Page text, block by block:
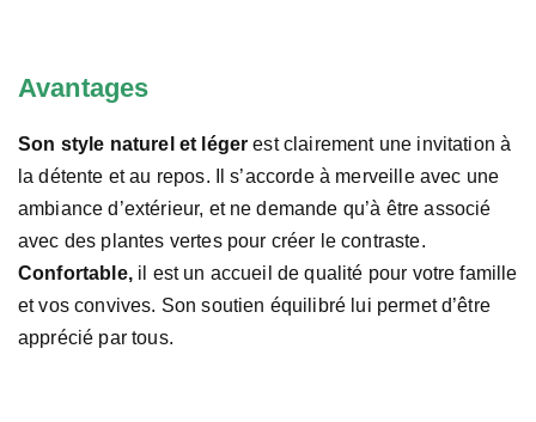
Avantages
Son style naturel et léger est clairement une invitation à
la détente et au repos. Il s’accorde à merveille avec une
ambiance d’extérieur, et ne demande qu’à être associé
avec des plantes vertes pour créer le contraste.
Confortable,il est un accueil de qualité pour votre famille
et vos convives. Son soutien équilibré lui permet d’être
apprécié par tous.